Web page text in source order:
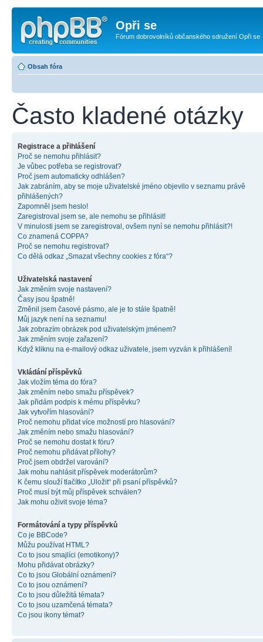
Opři se
Fórum dobrovolníků občanského sdružení Opři se
Obsah fóra
Často kladené otázky
Registrace a přihlášení
Proč se nemohu přihlásit?
Je vůbec potřeba se registrovat?
Proč jsem automaticky odhlášen?
Jak zabráním, aby se moje uživatelské jméno objevilo v seznamu právě
přihlášených?
Zapomněl jsem heslo!
Zaregistroval jsem se, ale nemohu se přihlásit!
V minulosti jsem se zaregistroval, ovšem nyní se nemohu přihlásit?!
Co znamená COPPA?
Proč se nemohu registrovat?
Co dělá odkaz „Smazat všechny cookies z fóra“?
Uživatelská nastavení
Jak změním svoje nastavení?
Časy jsou špatně!
Změnil jsem časové pásmo, ale je to stále špatně!
Můj jazyk není na seznamu!
Jak zobrazím obrázek pod uživatelským jménem?
Jak změním svoje zařazení?
Když kliknu na e-mailový odkaz uživatele, jsem vyzván k přihlášení!
Vkládání příspěvků
Jak vložím téma do fóra?
Jak změním nebo smažu příspěvek?
Jak přidám podpis k mému příspěvku?
Jak vytvořím hlasování?
Proč nemohu přidat více možností pro hlasování?
Jak změním nebo smažu hlasování?
Proč se nemohu dostat k fóru?
Proč nemohu přidávat přílohy?
Proč jsem obdržel varování?
Jak mohu nahlásit příspěvek moderátorům?
K čemu slouží tlačítko „Uložit“ při psaní příspěvků?
Proč musí být můj příspěvek schválen?
Jak mohu oživit svoje téma?
Formátování a typy příspěvků
Co je BBCode?
Můžu používat HTML?
Co to jsou smajlíci (emotikony)?
Mohu přidávat obrázky?
Co to jsou Globální oznámení?
Co to jsou oznámení?
Co to jsou důležitá témata?
Co to jsou uzamčená témata?
Co jsou ikony témat?